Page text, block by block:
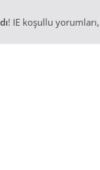
! IE koşullu